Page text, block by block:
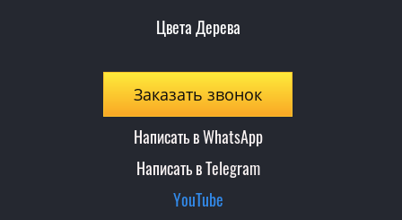
Цвета Дерева
Заказать звонок
Написать в WhatsApp
Написать в Telegram
YouTube